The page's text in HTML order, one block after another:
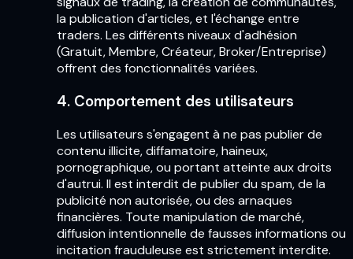
la publication d'articles, et l'échange entre
traders. Les différents niveaux d'adhésion
(Gratuit, Membre, Créateur, Broker/Entreprise)
offrent des fonctionnalités variées.
4. Comportement des utilisateurs
Les utilisateurs s'engagent à ne pas publier de
contenu illicite, diffamatoire, haineux,
pornographique, ou portant atteinte aux droits
d'autrui. Il est interdit de publier du spam, de la
publicité non autorisée, ou des arnaques
financières. Toute manipulation de marché,
diffusion intentionnelle de fausses informations ou
incitation frauduleuse est strictement interdite.